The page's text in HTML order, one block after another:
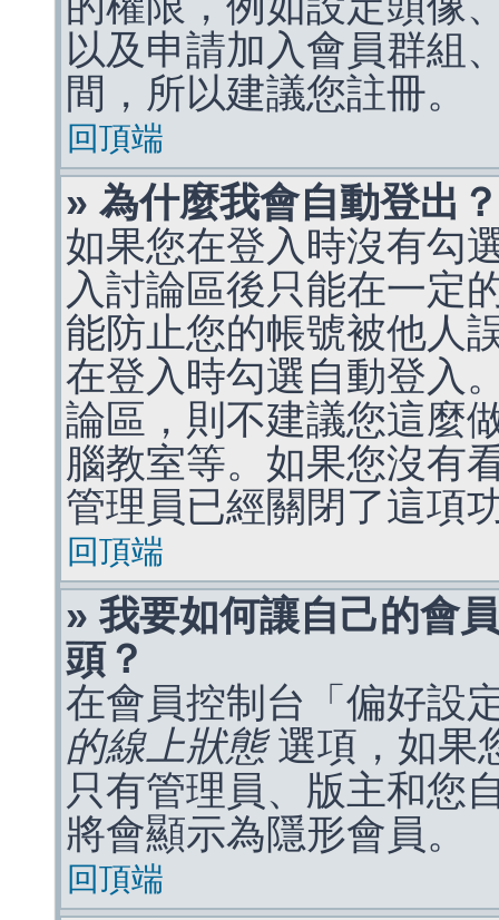
以及申請加入會員群組
間，所以建議您註冊。
回頂端
» 為什麼我會自動登出？
如果您在登入時沒有勾
入討論區後只能在一定
能防止您的帳號被他人
在登入時勾選自動登入
論區，則不建議您這麼
腦教室等。如果您沒有
管理員已經關閉了這項
回頂端
» 我要如何讓自己的會
頭？
在會員控制台「偏好設
的線上狀態選項，如果
只有管理員、版主和您
將會顯示為隱形會員。
回頂端